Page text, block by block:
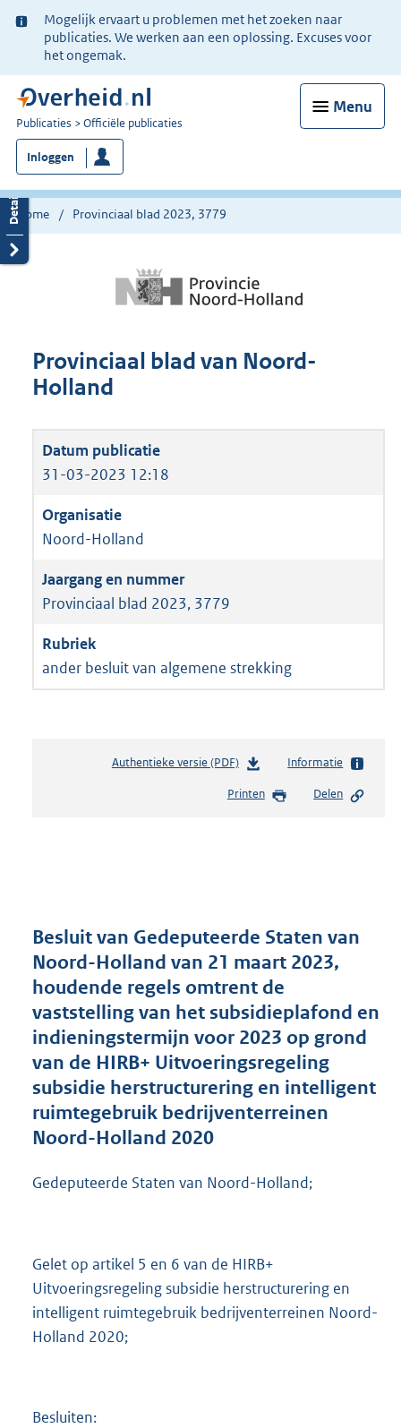
Ter
informatie:
Mogelijk ervaart u problemen met het zoeken naar
publicaties. We werken aan een oplossing. Excuses voor
het ongemak.
Menu
U
bent
nu
hier:
Publicaties Officiële publicaties
Inloggen
Home Provinciaal blad 2023, 3779
Provinciaal blad van Noord-
Holland
31-03-2023 12:18
Noord-Holland
Provinciaal blad 2023, 3779
ander besluit van algemene strekking
Authentieke versie (PDF)b
s
r
o
t
t
:
2
4
7
K
Informatie
Printen Delen
Besluit van Gedeputeerde Staten van
Noord-Holland van 21 maart 2023,
houdende regels omtrent de
vaststelling van het subsidieplafond en
indieningstermijn voor 2023 op grond
van de HIRB+ Uitvoeringsregeling
subsidie herstructurering en intelligent
ruimtegebruik bedrijventerreinen
Noord-Holland 2020
Gedeputeerde Staten van Noord-Holland;
Gelet op artikel 5 en 6 van de HIRB+
Uitvoeringsregeling subsidie herstructurering en
intelligent ruimtegebruik bedrijventerreinen Noord-
Holland 2020;
Besluiten: